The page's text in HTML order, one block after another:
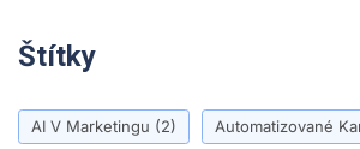
Štítky
AI V Marketingu (2) Automatizované